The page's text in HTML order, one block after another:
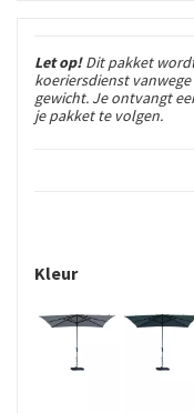
Let op!Dit pakket
koeriersdienst
gewicht. Je ontvangt
je pakket te volgen.
Kleur